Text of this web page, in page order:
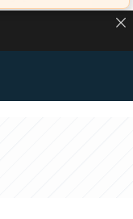
PRECIOS DE